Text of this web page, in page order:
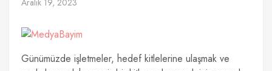
Aralık 19, 2023
Günümüzde işletmeler, hedef kitlelerine ulaşmak ve